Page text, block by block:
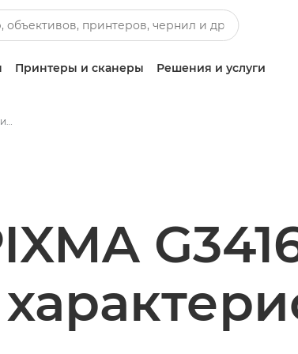
Принтеры и сканеры Решения и услуги
Технические характеристики и функции - PIXMA G3416